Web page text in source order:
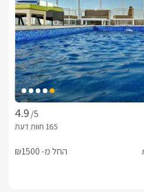
/5
החל מ- ₪1500